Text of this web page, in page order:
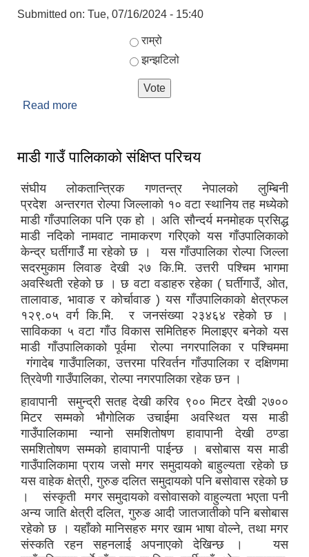
Submitted on: Tue, 07/16/2024 - 15:40
Choices
राम्रो
झन्झटिलो
Read more
माडी गाउँ पालिकाको संक्षिप्त परिचय
संघीय लोकतान्त्रिक गणतन्त्र नेपालको लुम्बिनी
प्रदेश अन्तरगत रोल्पा जिल्लाको १० वटा स्थानिय तह मध्येको
माडी गाँउपालिका पनि एक हो । अति सौन्दर्य मनमोहक प्रसिद्ध
माडी नदिको नामवाट नामाकरण गरिएको यस गाँउपालिकाको
केन्द्र घर्तीगाउँँ मा रहेको छ । यस गाँउपालिका रोल्पा जिल्ला
सदरमुकाम लिवाङ देखी २७ कि.मि. उत्तरी पश्चिम भागमा
अवस्थिती रहेको छ । छ वटा वडाहरु रहेका ( घर्तीगाउँ, ओत,
तालावाङ, भावाङ र कोर्चावाङ ) यस गाँउपालिकाको क्षेत्रफल
१२९.०५ वर्ग कि.मि. र जनसंख्या २३४६४ रहेको छ ।
साविकका ५ वटा गाँउ विकास समितिहरु मिलाइएर बनेको यस
माडी गाँउपालिकाको पूर्वमा रोल्पा नगरपालिका र पश्चिममा
गंगादेब गाउँपालिका, उत्तरमा परिवर्तन गाँउपालिका र दक्षिणमा
त्रिवेणी गाउँपालिका, रोल्पा नगरपालिका रहेक छन ।
हावापानी समुन्द्री सतह देखी करिव ९०० मिटर देखी २७००
मिटर सम्मको भौगोलिक उचाईमा अवस्थित यस माडी
गाउँपालिकामा न्यानो समशितोषण हावापानी देखी ठण्डा
समशितोषण सम्मको हावापानी पाईन्छ । बसोबास यस माडी
गाउँपालिकामा प्राय जसो मगर समुदायको बाहुल्यता रहेको छ
यस वाहेक क्षेत्री, गुरुङ दलित समुदायको पनि बसोवास रहेको छ
। संस्कृती मगर समुदायको वसोवासको वाहुल्यता भएता पनी
अन्य जाति क्षेत्री दलित, गुरुङ आदी जातजातीको पनि बसोबास
रहेको छ । यहाँको मानिसहरु मगर खाम भाषा वोल्ने, तथा मगर
संस्कति रहन सहनलाई अपनाएको देखिन्छ । यस